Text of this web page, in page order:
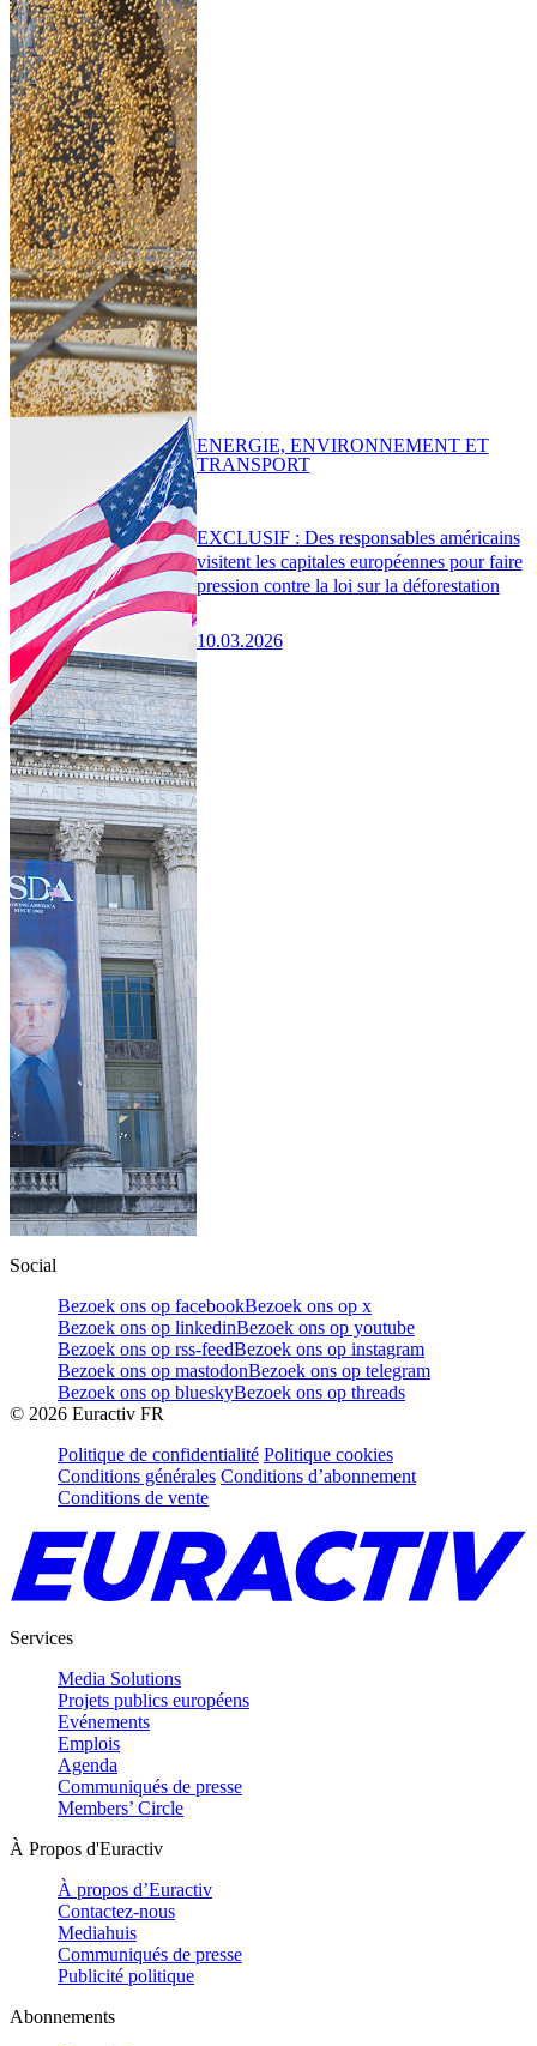
EXCLUSIF : Des responsables américains
visitent les capitales européennes pour faire
pression contre la loi sur la déforestation
10.03.2026
ENERGIE, ENVIRONNEMENT ET
TRANSPORT
Social
Bezoek ons op facebookBezoek ons op x
Bezoek ons op linkedinBezoek ons op youtube
Bezoek ons op rss-feedBezoek ons op instagram
Bezoek ons op mastodonBezoek ons op telegram
Bezoek ons op blueskyBezoek ons op threads
© 2026 Euractiv FR
Politique de confidentialité Politique cookies
Conditions générales Conditions d’abonnement
Conditions de vente
Services
Media Solutions
Projets publics européens
Evénements
Emplois
Agenda
Communiqués de presse
Members’ Circle
À Propos d'Euractiv
À propos d’Euractiv
Contactez-nous
Mediahuis
Communiqués de presse
Publicité politique
Abonnements